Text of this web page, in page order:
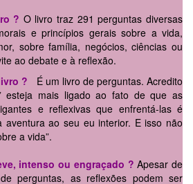
? O livro traz 291 perguntas diversas
e princípios gerais sobre a vida,
sobre família, negócios, ciências ou
ao debate e à reflexão.
?
É um livro de perguntas. Acredito
esteja mais ligado ao fato de que as
e reflexivas que enfrentá-las é
aventura ao seu eu interior. E isso não
a vida”.
intenso ou engraçado ? Apesar de
perguntas, as reflexões podem ser